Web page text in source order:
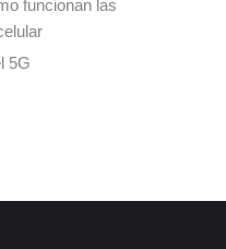
funcionan las
5G